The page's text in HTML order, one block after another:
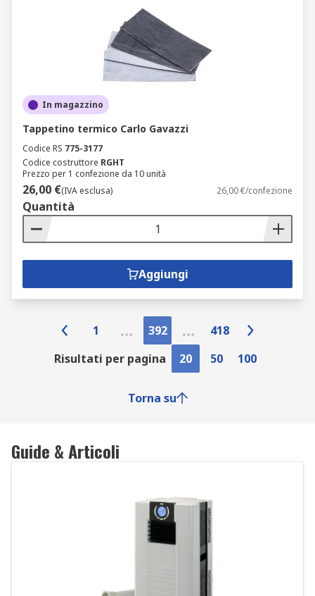
In magazzino
Tappetino termico Carlo Gavazzi
Codice RS 775-3177
Codice costruttore RGHT
Prezzo per 1 confezione da 10 unità
26,00 €(IVA esclusa) 26,00 €/confezione
Quantità
Aggiungi
1 392
418
Risultati per pagina
20 50 100
Torna su
Guide & Articoli